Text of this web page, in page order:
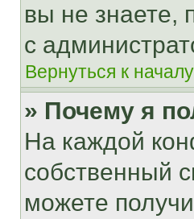
вы не знаете,
с
Вернуться к началу
» Почему я
На каждой
собственный
можете